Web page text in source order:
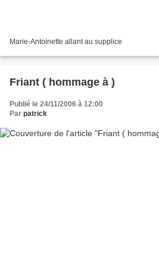
Marie-Antoinette allant au supplice
Friant ( hommage à )
Publié le 24/11/2006 à 12:00
Par patrick